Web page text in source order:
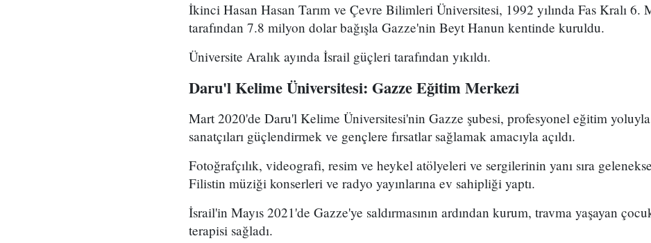
İkinci Hasan Hasan Tarım ve Çevre Bilimleri Üniversitesi, 1992 yılında Fas Kralı 6.
tarafından 7.8 milyon dolar bağışla Gazze'nin Beyt Hanun kentinde kuruldu.
Üniversite Aralık ayında İsrail güçleri tarafından yıkıldı.
Daru'l Kelime Üniversitesi: Gazze Eğitim Merkezi
Mart 2020'de Daru'l Kelime Üniversitesi'nin Gazze şubesi, profesyonel eğitim
sanatçıları güçlendirmek ve gençlere fırsatlar sağlamak amacıyla açıldı.
Fotoğrafçılık, videografi, resim ve heykel atölyeleri ve sergilerinin yanı sıra
Filistin müziği konserleri ve radyo yayınlarına ev sahipliği yaptı.
İsrail'in Mayıs 2021'de Gazze'ye saldırmasının ardından kurum, travma yaşayan
terapisi sağladı.